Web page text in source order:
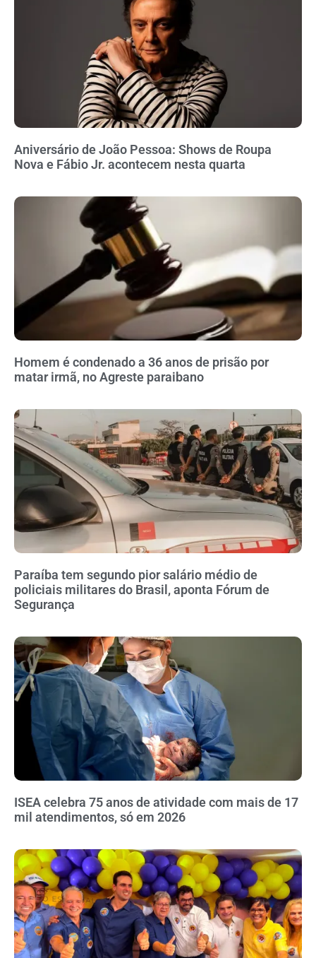
Aniversário de João Pessoa: Shows de Roupa
Nova e Fábio Jr. acontecem nesta quarta
Homem é condenado a 36 anos de prisão por
matar irmã, no Agreste paraibano
Paraíba tem segundo pior salário médio de
policiais militares do Brasil, aponta Fórum de
Segurança
ISEA celebra 75 anos de atividade com mais de 17
mil atendimentos, só em 2026